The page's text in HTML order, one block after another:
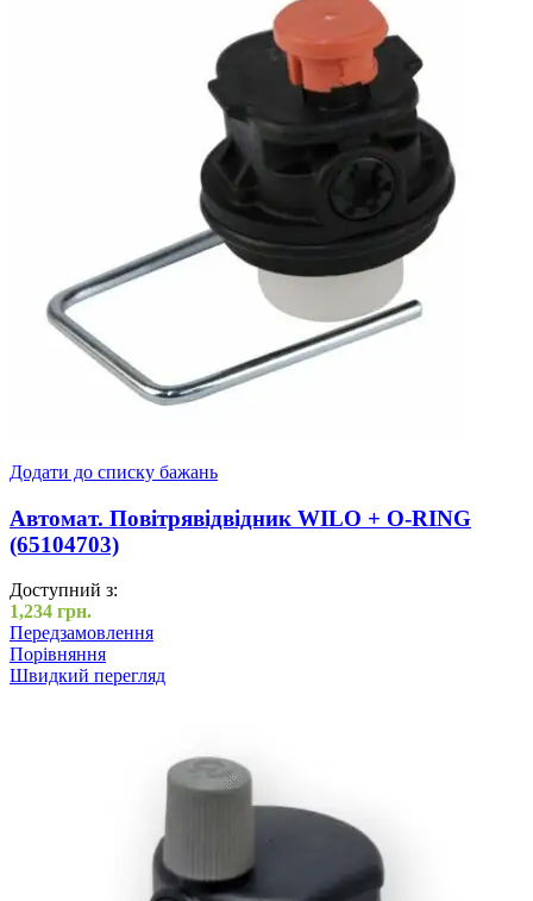
Додати до списку бажань
Автомат. Повітрявідвідник WILO + O-RING
(65104703)
Доступний з:
1,234 грн.
Передзамовлення
Порівняння
Швидкий перегляд